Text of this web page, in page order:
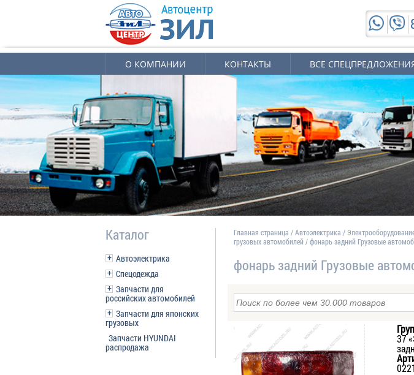
О КОМПАНИИ КОНТАКТЫ ВСЕ
Каталог
Автоэлектрика
Спецодежда
Запчасти для
российских автомобилей
Запчасти для японских
грузовых
Запчасти HYUNDAI
распродажа
Главная страница /Автоэлектрика /
грузовых автомобилей /фонарь задний Грузовые
фонарь задний Грузовые
37